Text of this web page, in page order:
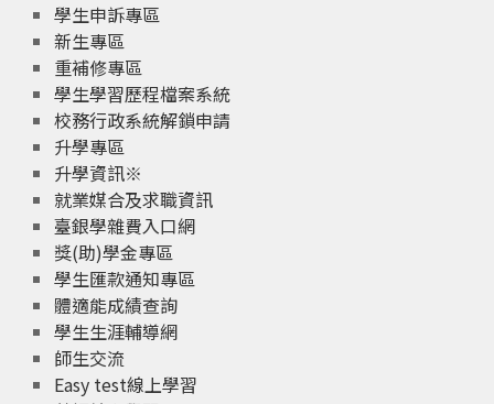
學生申訴專區
新生專區
重補修專區
學生學習歷程檔案系統
校務行政系統解鎖申請
升學專區
升學資訊※
就業媒合及求職資訊
臺銀學雜費入口網
獎(助)學金專區
學生匯款通知專區
體適能成績查詢
學生生涯輔導網
師生交流
Easy test線上學習